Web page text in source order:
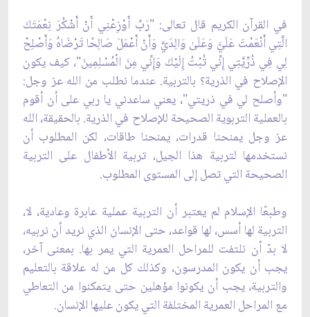
في القرآن الكريم قال تعالى: "رَبِّ أَوْزِعْنِي أَنْ أَشْكُرَ نِعْمَتَكَ
الَّتِي أَنْعَمْتَ عَلَيَّ وَعَلَىٰ وَالِدَيَّ وَأَنْ أَعْمَلَ صَالِحًا تَرْضَاهُ وَأَصْلِحْ
لِي فِي ذُرِّيَّتِي إِنِّي تُبْتُ إِلَيْكَ وَإِنِّي مِنَ الْمُسْلِمِينَ"، كيف يكون
الإصلاح في الذرية؟ بالتربية. عندما نطلب من الله عز وجل:
"وأصلح لي في ذريتي"، يعني ساعدني يا ربي على أن أقوم
بالعملية التربوية الصحيحة للإصلاح في الذرية. بالحقيقة، الله
عز وجل يمنحنا قدرات، يمنحنا طاقات، لكن المطلوب أن
نستخدمها لتربية هذا الجيل، تربية الأطفال على التربية
الصحيحة التي تصل إلى المستوى المطلوب.
وطبعًا الإسلام لم يعتبر أن التربية عملية عابرة وعادية، لا،
التربية لها أسس، لها قواعد، حتى الإنسان الذي نريد أن نربيه،
لا بدّ أن نلتفت للمراحل العمرية التي يمر بها. بمعنى آخر،
يجب أن يكون المدرسون، وكذلك كل من له علاقة بالتعليم
والتربية، يجب أن يكونوا مؤهلين حتى يتمكنوا من التعاطي
مع المراحل العمرية المختلفة التي يكون عليها الإنسان.